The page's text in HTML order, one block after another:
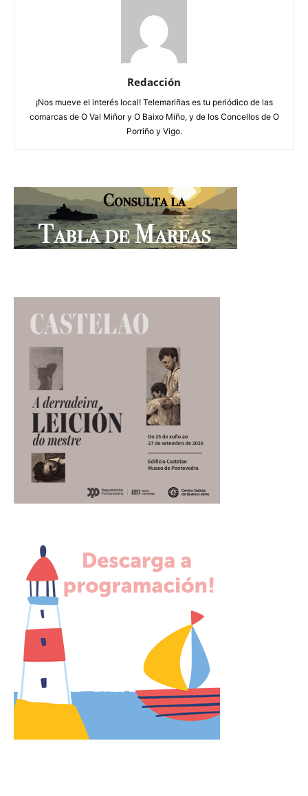
Redacción
¡Nos mueve el interés local! Telemariñas es tu periódico de las
comarcas de O Val Miñor y O Baixo Miño, y de los Concellos de O
Porriño y Vigo.